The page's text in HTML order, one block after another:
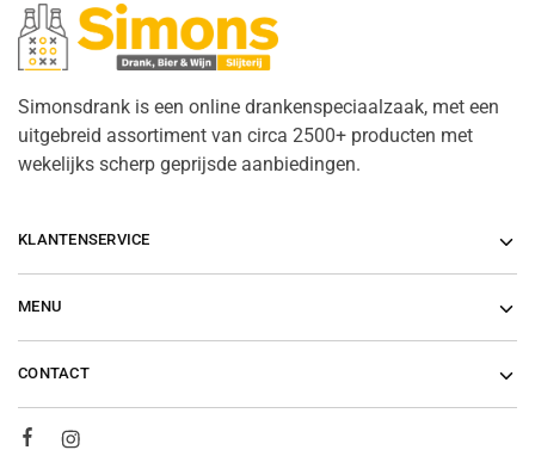
Simonsdrank is een online drankenspeciaalzaak, met een
uitgebreid assortiment van circa 2500+ producten met
wekelijks scherp geprijsde aanbiedingen.
KLANTENSERVICE
MENU
CONTACT